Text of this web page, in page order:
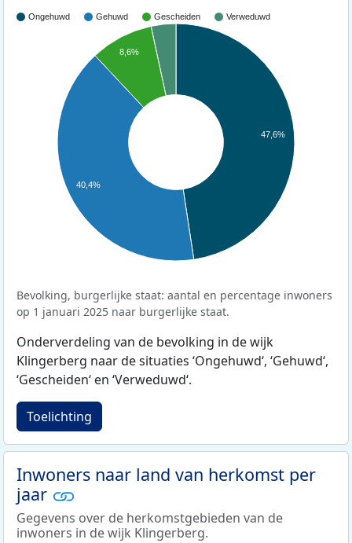
Ongehuwd Gehuwd Gescheiden Verweduwd
47,6%
8,6%
40,4%
Bevolking, burgerlijke staat: aantal en percentage inwoners
op 1 januari 2025 naar burgerlijke staat.
Onderverdeling van de bevolking in de wijk
Klingerberg naar de situaties ‘Ongehuwd‘, ‘Gehuwd‘,
‘Gescheiden‘ en ‘Verweduwd‘.
Toelichting
Inwoners naar land van herkomst per
jaar
Gegevens over de herkomstgebieden van de
inwoners in de wijk Klingerberg.